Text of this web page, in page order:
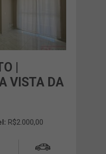
|
VISTA DA
R$2.000,00